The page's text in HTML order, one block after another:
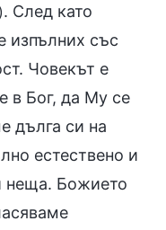
. След като
изпълних със
Човекът е
в Бог, да Му се
дълга си на
естествено и
неща. Божието